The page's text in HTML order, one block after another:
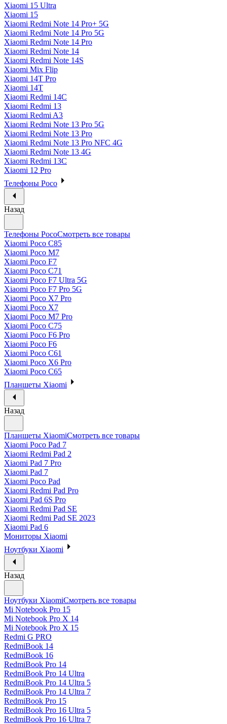
Xiaomi 15 Ultra
Xiaomi 15
Xiaomi Redmi Note 14 Pro+ 5G
Xiaomi Redmi Note 14 Pro 5G
Xiaomi Redmi Note 14 Pro
Xiaomi Redmi Note 14
Xiaomi Redmi Note 14S
Xiaomi Mix Flip
Xiaomi 14T Pro
Xiaomi 14T
Xiaomi Redmi 14C
Xiaomi Redmi 13
Xiaomi Redmi A3
Xiaomi Redmi Note 13 Pro 5G
Xiaomi Redmi Note 13 Pro
Xiaomi Redmi Note 13 Pro NFC 4G
Xiaomi Redmi Note 13 4G
Xiaomi Redmi 13C
Xiaomi 12 Pro
Телефоны Poco
Назад
Телефоны PocoСмотреть все товары
Xiaomi Poco C85
Xiaomi Poco M7
Xiaomi Poco F7
Xiaomi Poco C71
Xiaomi Poco F7 Ultra 5G
Xiaomi Poco F7 Pro 5G
Xiaomi Poco X7 Pro
Xiaomi Poco X7
Xiaomi Poco M7 Pro
Xiaomi Poco C75
Xiaomi Poco F6 Pro
Xiaomi Poco F6
Xiaomi Poco C61
Xiaomi Poco X6 Pro
Xiaomi Poco C65
Планшеты Xiaomi
Назад
Планшеты XiaomiСмотреть все товары
Xiaomi Poco Pad 7
Xiaomi Redmi Pad 2
Xiaomi Pad 7 Pro
Xiaomi Pad 7
Xiaomi Poco Pad
Xiaomi Redmi Pad Pro
Xiaomi Pad 6S Pro
Xiaomi Redmi Pad SE
Xiaomi Redmi Pad SE 2023
Xiaomi Pad 6
Мониторы Xiaomi
Ноутбуки Xiaomi
Назад
Ноутбуки XiaomiСмотреть все товары
Mi Notebook Pro 15
Mi Notebook Pro X 14
Mi Notebook Pro X 15
Redmi G PRO
RedmiBook 14
RedmiBook 16
RedmiBook Pro 14
RedmiBook Pro 14 Ultra
RedmiBook Pro 14 Ultra 5
RedmiBook Pro 14 Ultra 7
RedmiBook Pro 15
RedmiBook Pro 16 Ultra 5
RedmiBook Pro 16 Ultra 7